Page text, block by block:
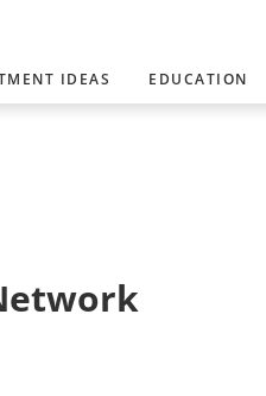
IDEAS EDUCATION